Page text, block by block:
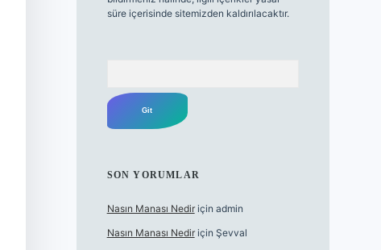
süre içerisinde sitemizden kaldırılacaktır.
SON YORUMLAR
Nasın Manası Nediriçin admin
Nasın Manası Nediriçin Şevval